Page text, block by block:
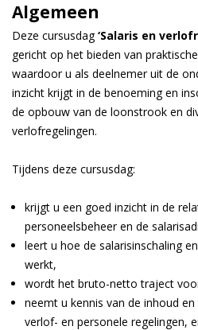
Algemeen
Deze cursusdag‘Salaris en
gericht op het bieden van
waardoor u als deelnemer uit de
inzicht krijgt in de benoeming en
de opbouw van de loonstrook en
verlofregelingen.
Tijdens deze cursusdag:
krijgt u een goed inzicht in de
personeelsbeheer en de
leert u hoe de salarisinschaling
werkt,
wordt het bruto-netto traject
neemt u kennis van de inhoud
verlof- en personele regelingen,